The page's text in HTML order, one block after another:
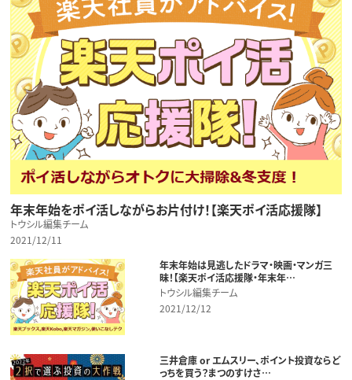
年末年始をポイ活しながらお片付け！【楽天ポイ活応援隊】
トウシル編集チーム
2021/12/11
年末年始は見逃したドラマ・映画・マンガ三
昧！【楽天ポイ活応援隊・年末年…
トウシル編集チーム
2021/12/12
三井倉庫 or エムスリー、ポイント投資ならど
っちを買う？まつのすけさ…